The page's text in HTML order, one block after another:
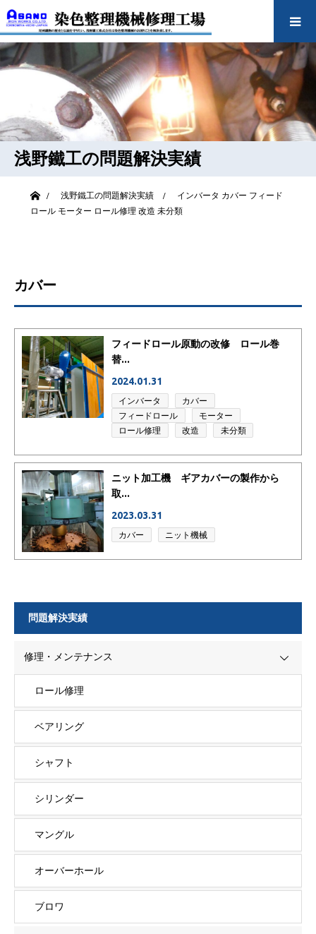
浅野鐵工の問題解決実績
ホーム浅野鐵工の問題解決実績 インバータ カバー フィード
ロール モーター ロール修理 改造 未分類
カバー
フィードロール原動の改修 ロール巻
替...
2024.01.31
インバータ
カバー
フィードロール
モーター
ロール修理
改造 未分類
ニット加工機 ギアカバーの製作から
取...
2023.03.31
カバー ニット機械
問題解決実績
修理・メンテナンス
ロール修理
ベアリング
シャフト
シリンダー
マングル
オーバーホール
ブロワ